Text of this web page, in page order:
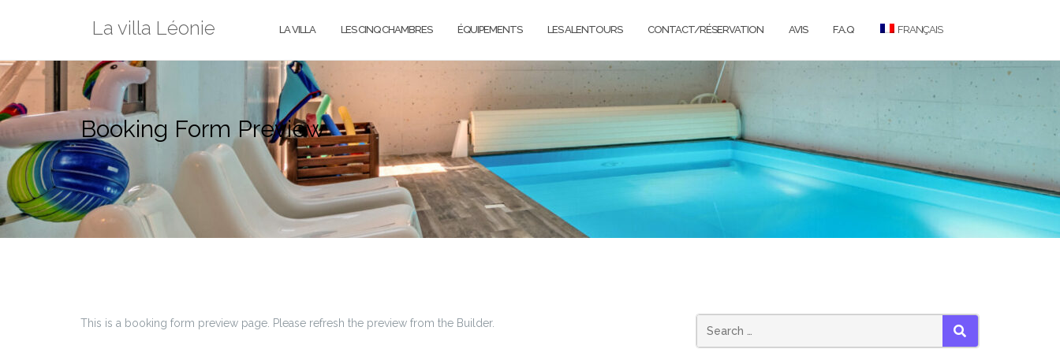
La villa Léonie LA VILLA LES CINQ CHAMBRES ÉQUIPEMENTS LES ALENTOURS CONTACT/RÉSERVATION AVIS F.A.Q FRANÇAIS
Booking Form Preview
This is a booking form preview page. Please refresh the preview from the Builder.
SEARCH